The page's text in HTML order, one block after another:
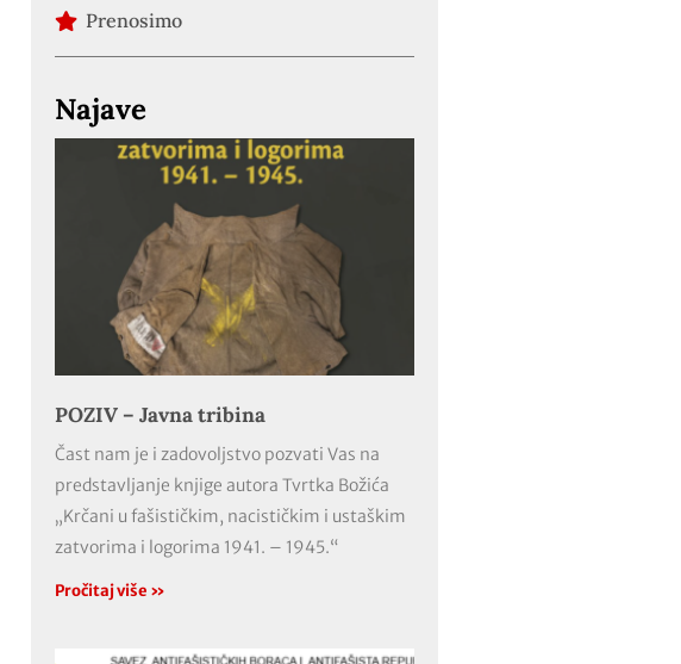
Prenosimo
Najave
POZIV – Javna tribina
Čast nam je i zadovoljstvo pozvati Vas na
predstavljanje knjige autora Tvrtka Božića
„Krčani u fašističkim, nacističkim i ustaškim
zatvorima i logorima 1941. – 1945.“
Pročitaj više »